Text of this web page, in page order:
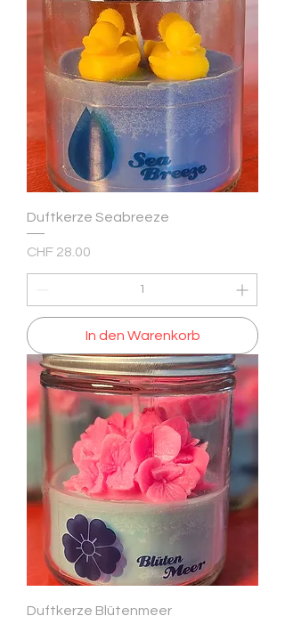
Duftkerze Seabreeze
Preis
CHF 28.00
In den Warenkorb
Duftkerze Blütenmeer